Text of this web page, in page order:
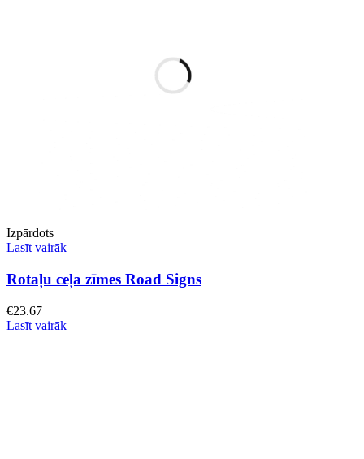
Izpārdots
Lasīt vairāk
Rotaļu ceļa zīmes Road Signs
€23.67
Lasīt vairāk